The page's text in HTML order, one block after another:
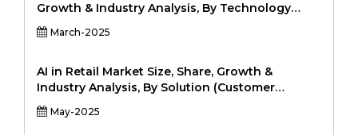
Growth & Industry Analysis, By Technology
(Machine Learning, Deep Learning,
Convolutional Neural Networks (CNN),
Application (Healthcare, Automotive, Security &
Surveillance, Retail, Manufacturing, Aerospace
& Defense, Others), By End-User (Industrial,
Consumer Electronics, Healthcare, Automotive,
March-2025
AI in Retail Market Size, Share, Growth &
Industry Analysis, By Solution (Customer
Relationship Management (CRM), Supply Chain
and Logistics, Inventory Management, Visual
May-2025